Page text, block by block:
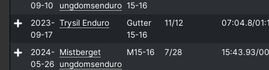
09-10
ungdomsenduro 15-16
2023-
09-17
Trysil Enduro
Gutter
15-16
11/12 07:04.8/
2024-
05-26
Mistberget
ungdomsenduro
M15-16 7/28 15:43.93/